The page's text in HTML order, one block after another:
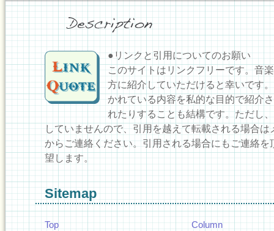
●リンクと引用についてのお願い
このサイトはリンクフリーです。音
方に紹介していただけると幸いです
かれている内容を私的な目的で紹介
れたりすることも結構です。ただし
していませんので、引用を越えて転載される場合は
からご連絡ください。引用される場合にもご連絡を
望します。
Sitemap
Top Column